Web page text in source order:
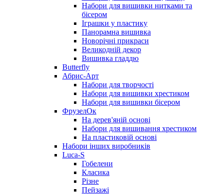
Набори для вишивки нитками та
бісером
Іграшки у пластику
Панорамна вишивка
Новорічні прикраси
Великодній декор
Вишивка гладдю
Butterfly
Абрис-Арт
Набори для творчості
Набори для вишивки хрестиком
Набори для вишивки бісером
ФрузелОк
На дерев'яній основі
Набори для вишивання хрестиком
На пластиковій основі
Набори інших виробників
Luca-S
Гобелени
Класика
Різне
Пейзажі